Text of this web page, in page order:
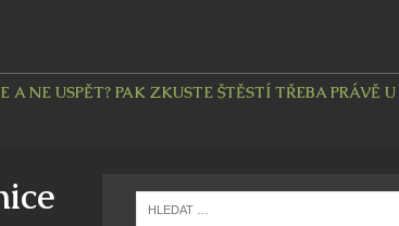
NE USPĚT? PAK ZKUSTE ŠTĚSTÍ TŘEBA PRÁVĚ U